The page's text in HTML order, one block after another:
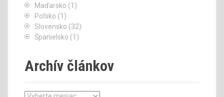
Maďarsko (1)
Poľsko (1)
Slovensko (32)
Španielsko (1)
Archív článkov